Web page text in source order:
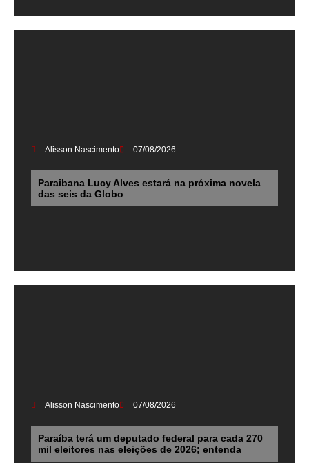
Alisson Nascimento 07/08/2026
Paraibana Lucy Alves estará na próxima novela
das seis da Globo
Alisson Nascimento 07/08/2026
Paraíba terá um deputado federal para cada 270
mil eleitores nas eleições de 2026; entenda